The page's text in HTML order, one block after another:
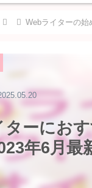
Webライターの始
ターにお
年6月最